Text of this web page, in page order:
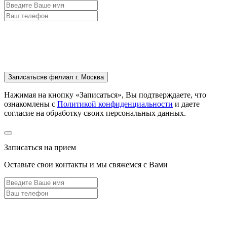
Записатьсяв филиал г. Москва
Нажимая на кнопку «Записаться», Вы подтверждаете, что
ознакомлены с Политикой конфиденциальности и даете
согласие на обработку своих персональных данных.
Записаться на прием
Оставьте свои контакты и мы свяжемся с Вами